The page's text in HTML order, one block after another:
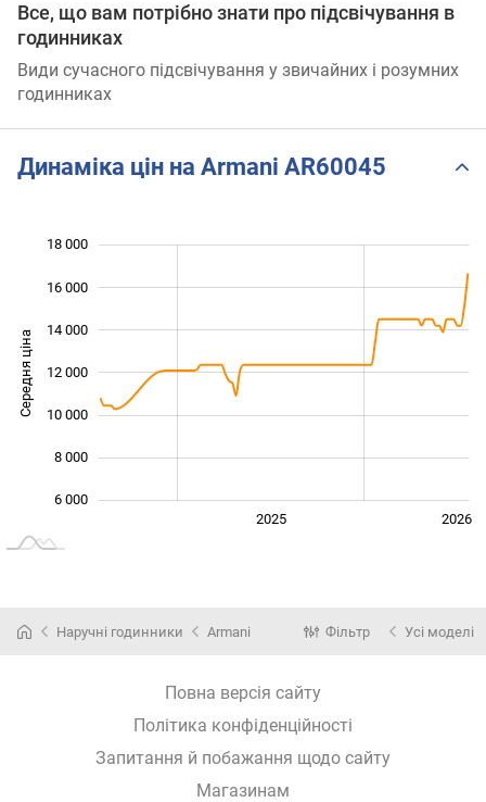
Все, що вам потрібно знати про підсвічування в
годинниках
Види сучасного підсвічування у звичайних і розумних
годинниках
Динаміка цін на Armani AR60045
Середня ціна 10 000
6 000
8 000
10 000
12 000
14 000
16 000
18 000
2025 2026
Наручні годинники Armani Фільтр Усі моделі
Повна версія сайту
Політика конфіденційності
Запитання й побажання щодо сайту
Магазинам